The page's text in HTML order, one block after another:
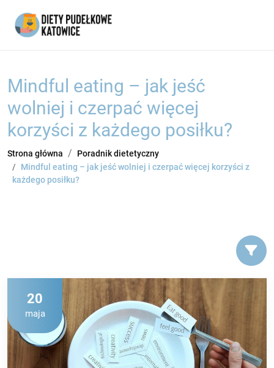
Mindful eating – jak jeść
wolniej i czerpać więcej
korzyści z każdego posiłku?
Strona główna
Poradnik dietetyczny
Mindful eating – jak jeść wolniej i czerpać więcej korzyści z
każdego posiłku?
20
maja